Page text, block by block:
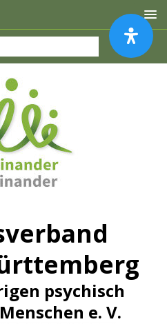
psychisch
e. V.